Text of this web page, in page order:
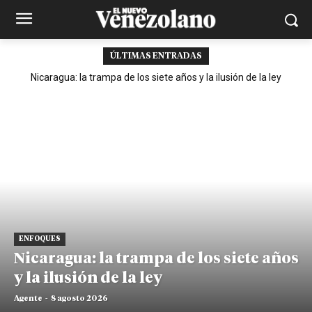
ÚLTIMAS ENTRADAS
Nicaragua: la trampa de los siete años y la ilusión de la ley
ENFOQUES
Nicaragua: la trampa de los siete años
y la ilusión de la ley
Agente - 8 agosto 2026